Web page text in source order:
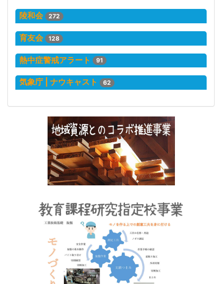
陵和会 272
育友会 128
熱中症警戒アラート 91
気象庁 | ナウキャスト 62